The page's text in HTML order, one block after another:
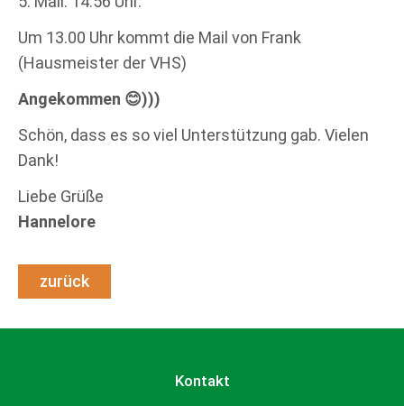
Um 13.00 Uhr kommt die Mail von Frank
(Hausmeister der VHS)
Angekommen 😊)))
Schön, dass es so viel Unterstützung gab. Vielen
Dank!
Liebe Grüße
Hannelore
zurück
Kontakt